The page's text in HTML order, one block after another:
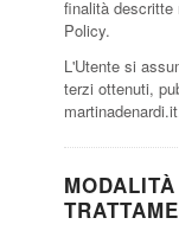
finalità descritte
Policy.
L'Utente si
terzi ottenuti,